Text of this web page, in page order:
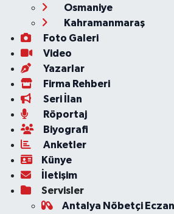
Osmaniye
Kahramanmaraş
Foto Galeri
Video
Yazarlar
Firma Rehberi
Seri İlan
Röportaj
Biyografi
Anketler
Künye
İletişim
Servisler
Antalya Nöbetçi